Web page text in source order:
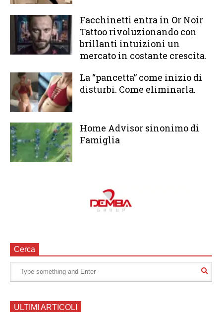
Facchinetti entra in Or Noir
Tattoo rivoluzionando con
brillanti intuizioni un
mercato in costante crescita.
La “pancetta” come inizio di
disturbi. Come eliminarla.
Home Advisor sinonimo di
Famiglia
Cerca
ULTIMI ARTICOLI